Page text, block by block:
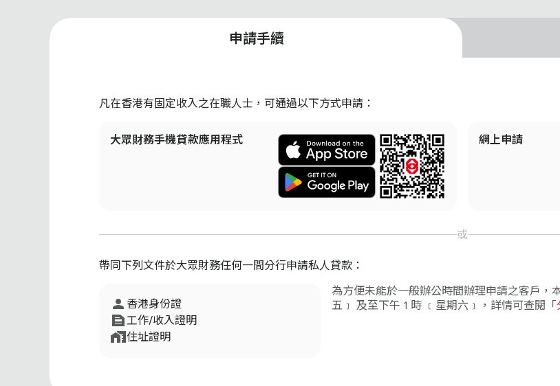
申請手續
凡在香港有固定收入之在職人士，可通過以下方式申請：
大眾財務手機貸款應用程式 網上申請
或
帶同下列文件於大眾財務任何一間分行申請私人貸款：
香港身份證
工作/收入證明
住址證明
為方便未能於一般辦公時間辦理申請之客戶，
五﹞ 及至下午 1 時 ﹝星期六﹞，詳情可查閱「